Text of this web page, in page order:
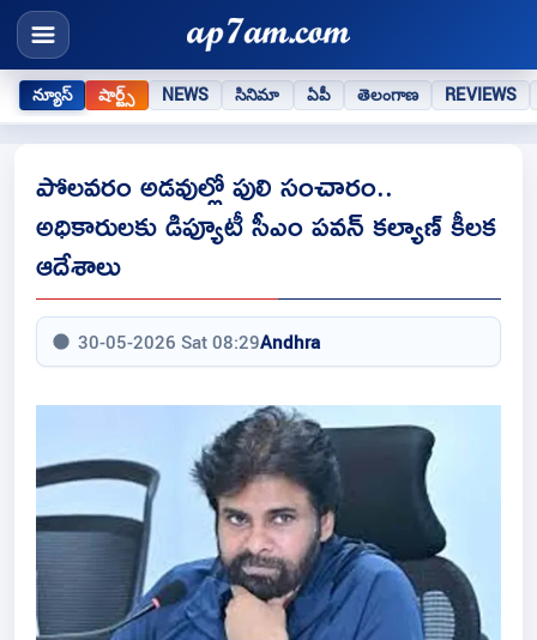
న్యూస్ షార్ట్స్ NEWS సినిమా ఏపీ తెలంగాణ REVIEWS
పోలవరం అడవుల్లో పులి సంచారం..
అధికారులకు డిప్యూటీ సీఎం పవన్ కల్యాణ్ కీలక
ఆదేశాలు
30-05-2026 Sat 08:29Andhra